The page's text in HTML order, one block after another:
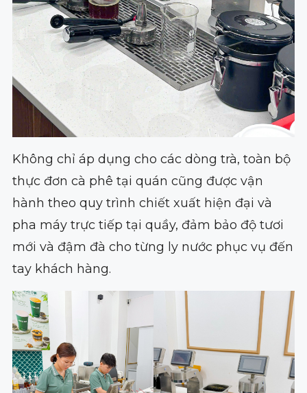
Không chỉ áp dụng cho các dòng trà, toàn bộ
thực đơn cà phê tại quán cũng được vận
hành theo quy trình chiết xuất hiện đại và
pha máy trực tiếp tại quầy, đảm bảo độ tươi
mới và đậm đà cho từng ly nước phục vụ đến
tay khách hàng.